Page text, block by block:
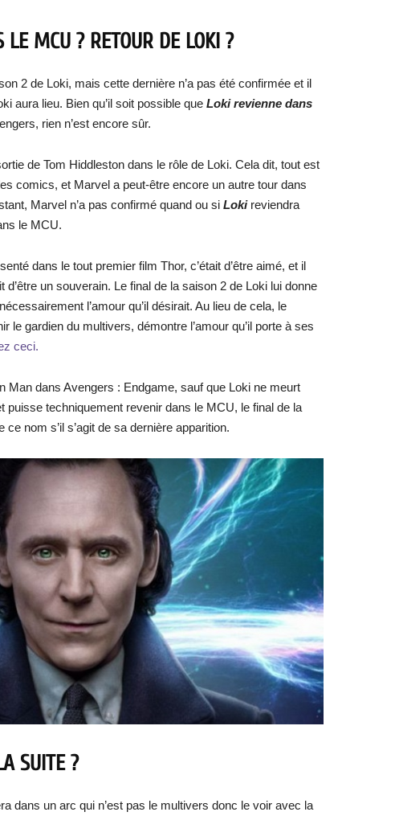
MCU ? RETOUR DE LOKI ?
2 de Loki, mais cette dernière n’a pas été confirmée et il
aura lieu. Bien qu’il soit possible que Loki revienne dans
rien n’est encore sûr.
de Tom Hiddleston dans le rôle de Loki. Cela dit, tout est
comics, et Marvel a peut-être encore un autre tour dans
Marvel n’a pas confirmé quand ou si Loki reviendra
le MCU.
dans le tout premier film Thor, c’était d’être aimé, et il
d’être un souverain. Le final de la saison 2 de Loki lui donne
l’amour qu’il désirait. Au lieu de cela, le
le gardien du multivers, démontre l’amour qu’il porte à ses
ceci.
Man dans Avengers : Endgame, sauf que Loki ne meurt
puisse techniquement revenir dans le MCU, le final de la
nom s’il s’agit de sa dernière apparition.
SUITE ?
dans un arc qui n’est pas le multivers donc le voir avec la